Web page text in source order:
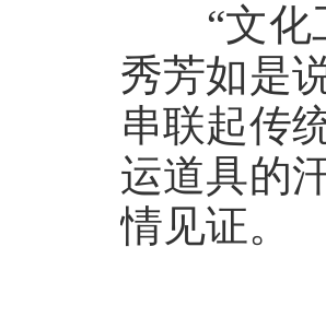
“文化工
秀芳如是
串联起传
运道具的
情见证。